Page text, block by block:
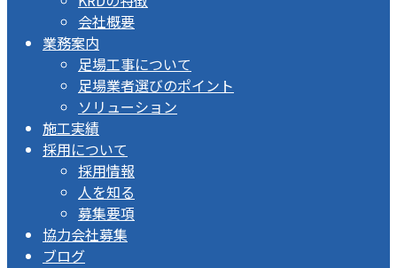
会社概要
業務案内
足場工事について
足場業者選びのポイント
ソリューション
施工実績
採用について
採用情報
人を知る
募集要項
協力会社募集
ブログ